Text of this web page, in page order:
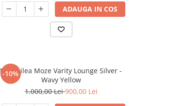
ADAUGA IN COS
-10%
Narghilea Moze Varity Lounge Silver -
Wavy Yellow
1.000,00 Lei900,00 Lei